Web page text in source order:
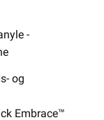
-
og
Embrace™